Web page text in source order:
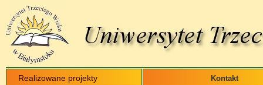
Realizowane projekty Kontakt